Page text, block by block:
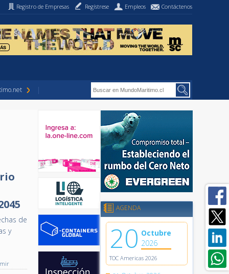
Registro de Empresas Regístrese Empleos Contáctenos
de
y
AGENDA
20 Octubre
2026
TOC Americas 2026